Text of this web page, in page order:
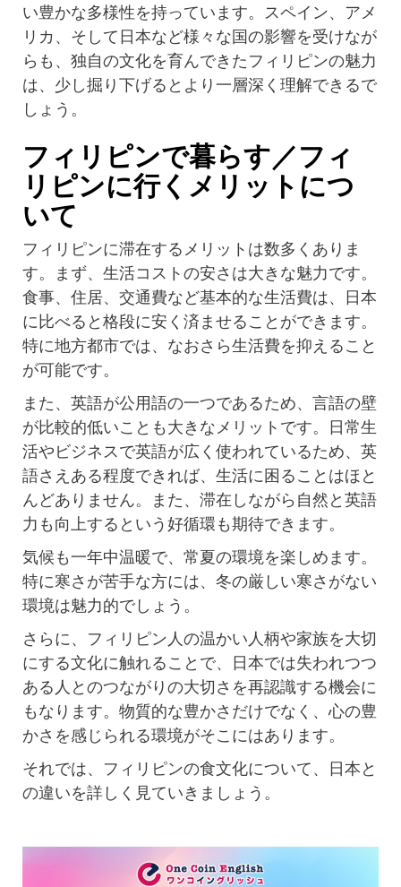
い豊かな多様性を持っています。スペイン、アメ
リカ、そして日本など様々な国の影響を受けなが
らも、独自の文化を育んできたフィリピンの魅力
は、少し掘り下げるとより一層深く理解できるで
しょう。
フィリピンで暮らす／フィ
リピンに行くメリットにつ
いて
フィリピンに滞在するメリットは数多くありま
す。まず、生活コストの安さは大きな魅力です。
食事、住居、交通費など基本的な生活費は、日本
に比べると格段に安く済ませることができます。
特に地方都市では、なおさら生活費を抑えること
が可能です。
また、英語が公用語の一つであるため、言語の壁
が比較的低いことも大きなメリットです。日常生
活やビジネスで英語が広く使われているため、英
語さえある程度できれば、生活に困ることはほと
んどありません。また、滞在しながら自然と英語
力も向上するという好循環も期待できます。
気候も一年中温暖で、常夏の環境を楽しめます。
特に寒さが苦手な方には、冬の厳しい寒さがない
環境は魅力的でしょう。
さらに、フィリピン人の温かい人柄や家族を大切
にする文化に触れることで、日本では失われつつ
ある人とのつながりの大切さを再認識する機会に
もなります。物質的な豊かさだけでなく、心の豊
かさを感じられる環境がそこにはあります。
それでは、フィリピンの食文化について、日本と
の違いを詳しく見ていきましょう。